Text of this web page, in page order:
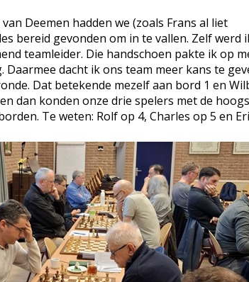
Deemen hadden we (zoals Frans al liet
bereid gevonden om in te vallen. Zelf werd
teamleider. Die handschoen pakte ik op
Daarmee dacht ik ons team meer kans te
Dat betekende mezelf aan bord 1 en
dan konden onze drie spelers met de
Te weten: Rolf op 4, Charles op 5 en